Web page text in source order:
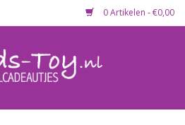
0 Artikelen - €0,00